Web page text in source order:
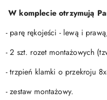
W komplecie otrzymują
- parę rękojeści - lewą i
- 2 szt. rozet montażowych
- trzpień klamki o przekroju
- zestaw montażowy.